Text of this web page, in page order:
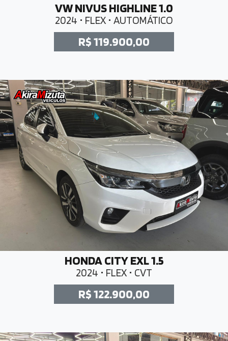
VW NIVUS HIGHLINE 1.0
2024 • FLEX • AUTOMÁTICO
R$ 119.900,00
HONDA CITY EXL 1.5
2024 • FLEX • CVT
R$ 122.900,00